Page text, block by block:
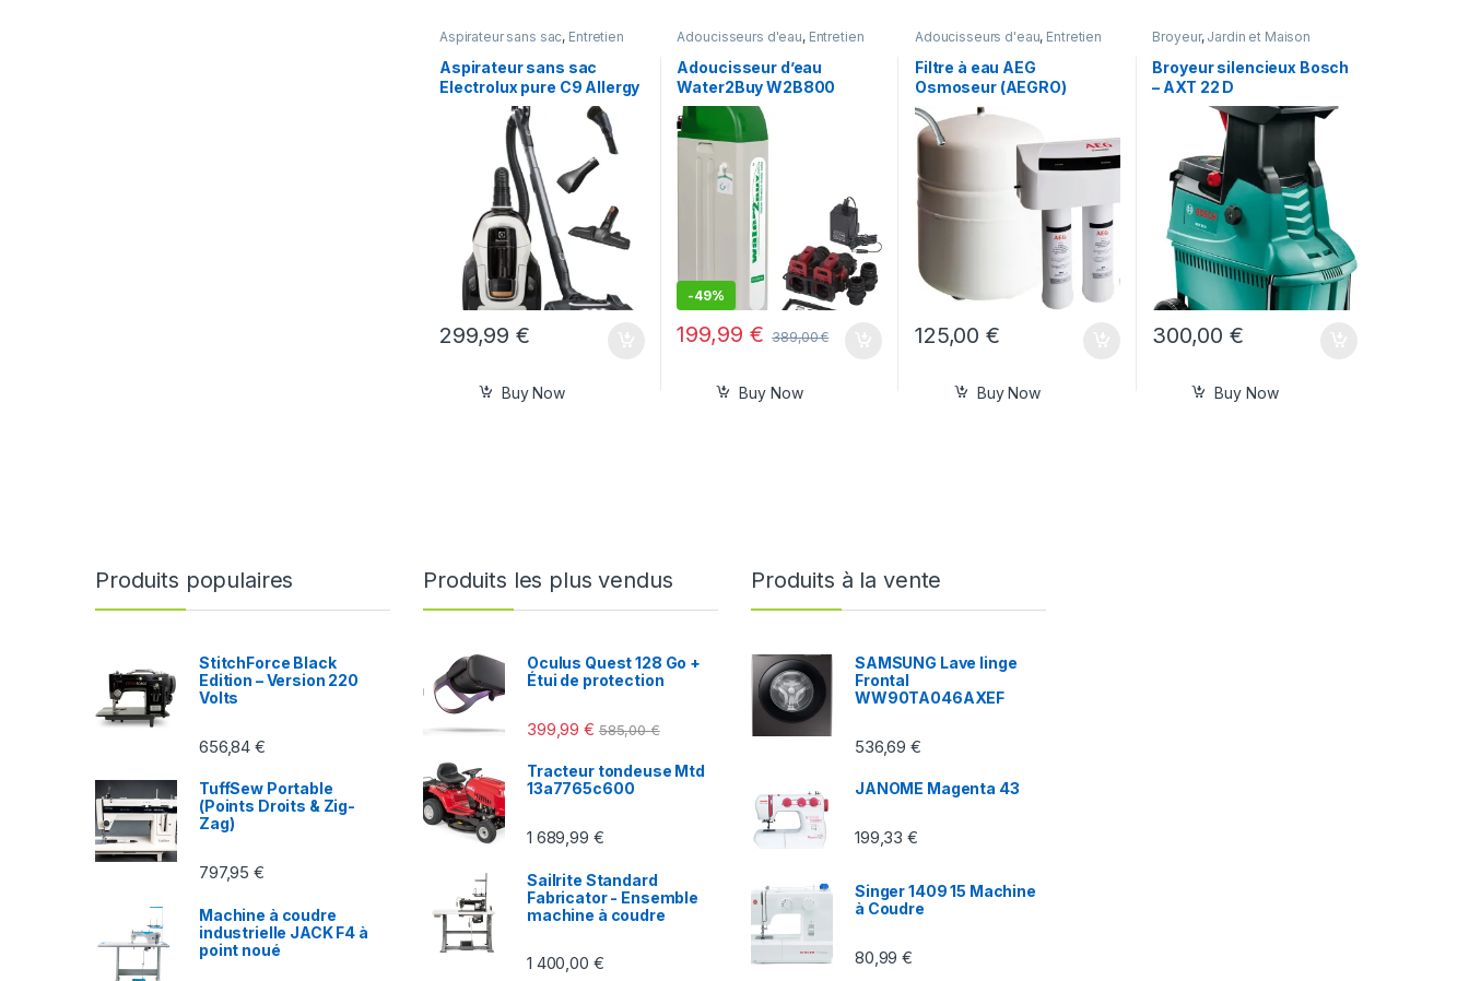
Aspirateur sans sac, Entretien
maison
Aspirateur sans sac
Electrolux pure C9 Allergy
299,99€
Buy Now
Adoucisseurs d'eau, Entretien
Adoucisseur d’eau
Water2Buy W2B800
-49%
199,99 € 389,00€
Buy Now
Adoucisseurs d'eau, Entretien
Filtre à eau AEG
Osmoseur (AEGRO)
125,00€
Buy Now
Broyeur, Jardin et Maison
Broyeur silencieux Bosch
– AXT 22 D
300,00 €
Buy Now
Produits populaires
StitchForce Black
Edition – Version 220
Volts
656,84€
TuffSew Portable
(Points Droits & Zig-
Zag)
797,95€
Machine à coudre
industrielle JACK F4 à
point noué
Produits les plus vendus
Oculus Quest 128 Go +
Étui de protection
399,99€ 585,00€
Tracteur tondeuse Mtd
13a7765c600
1 689,99 €
Sailrite Standard
Fabricator - Ensemble
machine à coudre
1 400,00 €
Produits à la vente
SAMSUNG Lave linge
Frontal
WW90TA046AXEF
536,69€
JANOME Magenta 43
199,33€
Singer 1409 15 Machine
à Coudre
80,99€